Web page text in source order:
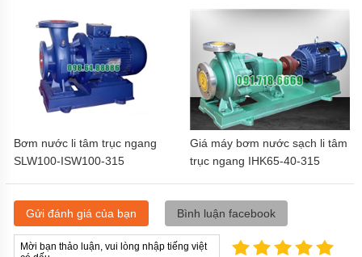
m3/h
Bơm nước li tâm trục ngang
SLW100-ISW100-315
Giá máy bơm nước sạch li tâm
trục ngang IHK65-40-315
Gửi đánh giá của bạn Bình luận facebook